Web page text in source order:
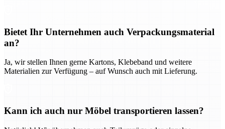
Bietet Ihr Unternehmen auch Verpackungsmaterial
an?
Ja, wir stellen Ihnen gerne Kartons, Klebeband und weitere
Materialien zur Verfügung – auf Wunsch auch mit Lieferung.
Kann ich auch nur Möbel transportieren lassen?